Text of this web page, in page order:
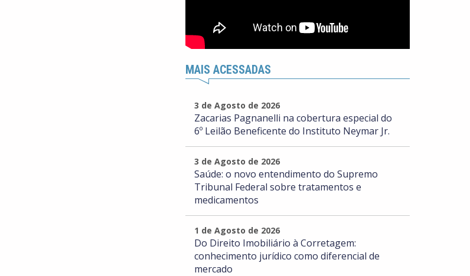
MAIS ACESSADAS
3 de Agosto de 2026
Zacarias Pagnanelli na cobertura especial do
6º Leilão Beneficente do Instituto Neymar Jr.
3 de Agosto de 2026
Saúde: o novo entendimento do Supremo
Tribunal Federal sobre tratamentos e
medicamentos
1 de Agosto de 2026
Do Direito Imobiliário à Corretagem:
conhecimento jurídico como diferencial de
mercado